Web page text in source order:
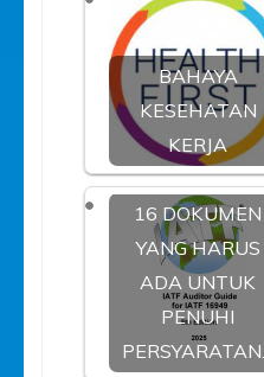
BAHAYA
KESEHATAN
KERJA
16 DOKUMEN
YANG HARUS
ADA UNTUK
PENUHI
PERSYARATAN…